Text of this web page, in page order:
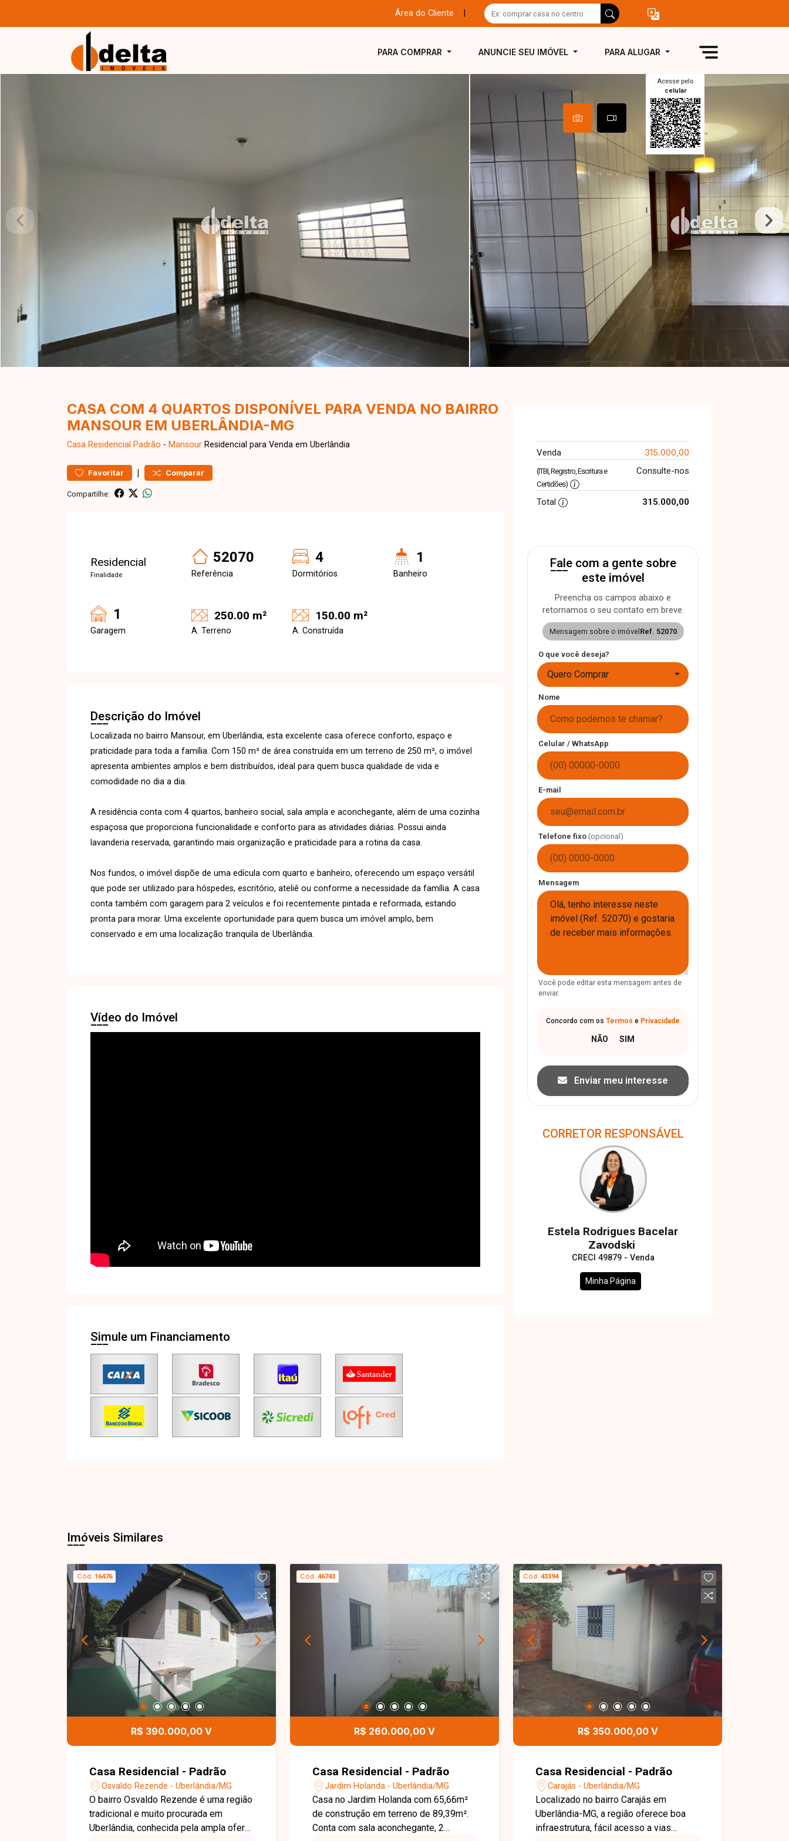
Área do Cliente
PARA COMPRAR ANUNCIE SEU IMÓVEL PARA ALUGAR
Acesse pelo
celular
CASA COM 4 QUARTOS DISPONÍVEL PARA VENDA NO BAIRRO
MANSOUR EM UBERLÂNDIA-MG
Casa Residencial Padrão - Mansour Residencial para Venda em Uberlândia
Favoritar | Comparar
Compartilhe:
Residencial
Finalidade
52070
Referência
4
Dormitórios
1
Banheiro
1
Garagem
250.00 m²
A. Terreno
150.00 m²
A. Construída
Descrição do Imóvel
Localizada no bairro Mansour, em Uberlândia, esta excelente casa oferece conforto, espaço e
praticidade para toda a família. Com 150 m² de área construída em um terreno de 250 m², o imóvel
apresenta ambientes amplos e bem distribuídos, ideal para quem busca qualidade de vida e
comodidade no dia a dia.
A residência conta com 4 quartos, banheiro social, sala ampla e aconchegante, além de uma cozinha
espaçosa que proporciona funcionalidade e conforto para as atividades diárias. Possui ainda
lavanderia reservada, garantindo mais organização e praticidade para a rotina da casa.
Nos fundos, o imóvel dispõe de uma edícula com quarto e banheiro, oferecendo um espaço versátil
que pode ser utilizado para hóspedes, escritório, ateliê ou conforme a necessidade da família. A casa
conta também com garagem para 2 veículos e foi recentemente pintada e reformada, estando
pronta para morar. Uma excelente oportunidade para quem busca um imóvel amplo, bem
conservado e em uma localização tranquila de Uberlândia.
Vídeo do Imóvel
Simule um Financiamento
Venda 315.000,00
(ITBI, Registro, Escritura e
Certidões)
Consulte-nos
Total 315.000,00
Fale com a gente sobre
este imóvel
Preencha os campos abaixo e
retornamos o seu contato em breve.
Mensagem sobre o imóvel Ref. 52070
O que você deseja?
Quero Comprar
Nome
Celular / WhatsApp
E-mail
Telefone fixo (opcional)
Mensagem
Você pode editar esta mensagem antes de
enviar.
Concordo com os Termos e Privacidade
Enviar meu interesse
CORRETOR RESPONSÁVEL
Estela Rodrigues Bacelar
Zavodski
CRECI 49879 - Venda
Minha Página
Imóveis Similares
Cód. 16476
R$ 390.000,00 V
Casa Residencial - Padrão
Osvaldo Rezende - Uberlândia/MG
O bairro Osvaldo Rezende é uma região
tradicional e muito procurada em
Uberlândia, conhecida pela ampla oferta
Cód. 46743
R$ 260.000,00 V
Casa Residencial - Padrão
Jardim Holanda - Uberlândia/MG
Casa no Jardim Holanda com 65,66m²
de construção em terreno de 89,39m².
Conta com sala aconchegante, 2
Cód. 43394
R$ 350.000,00 V
Casa Residencial - Padrão
Carajás - Uberlândia/MG
Localizado no bairro Carajás em
Uberlândia-MG, a região oferece boa
infraestrutura, fácil acesso a vias